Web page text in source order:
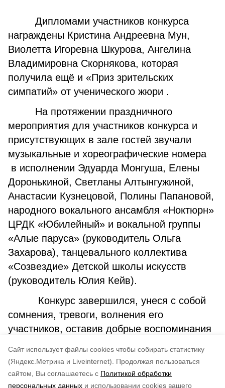
Cайт использует файлы cookies чтобы собирать статистику
(Яндекс.Метрика и Liveinternet).
Продолжая пользоваться
сайтом, Вы соглашаетесь с Политикой обработки
персональных данных и использовании cookies вашего
Дипломами участников конкурса
награждены Кристина Андреевна Мун,
Виолетта Игоревна Шкурова, Ангелина
Владимировна Скорнякова, которая
получила ещё и «Приз зрительских
симпатий» от ученического жюри .
На протяжении праздничного
мероприятия для участников конкурса и
присутствующих в зале гостей звучали
музыкальные и хореографические номера
в исполнении Эдуарда Монгуша, Елены
Доронькиной, Светланы Алтынгужиной,
Анастасии Кузнецовой, Полины Папановой,
народного вокального ансамбля «Ноктюрн»
ЦРДК «Юбилейный» и вокальной группы
«Алые паруса» (руководитель Ольга
Захарова), танцевального коллектива
«Созвездие» Детской школы искусств
(руководитель Юлия Кейв).
Конкурс завершился, унеся с собой
сомнения, тревоги, волнения его
участников, оставив добрые воспоминания
копилку.